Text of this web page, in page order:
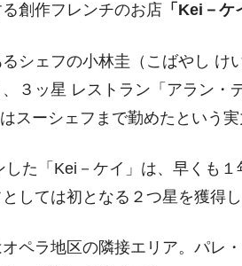
創作フレンチのお店 「Kei－ケ
シェフの小林圭（こばやし け
３ッ星 レストラン「アラン
スーシェフまで勤めたという実
した「Kei－ケイ」は、早くも
しては初となる２つ星を獲得し
ペラ地区の隣接エリア。パレ